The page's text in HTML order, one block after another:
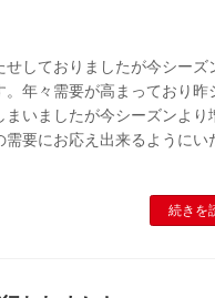
しておりましたが今シーズ
年々需要が高まっており昨
まいましたが今シーズンより
要にお応え出来るようにい
続きを